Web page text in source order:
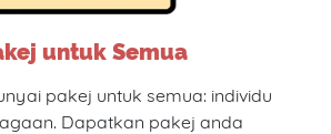
untuk Semua
pakej untuk semua: individu
Dapatkan pakej anda